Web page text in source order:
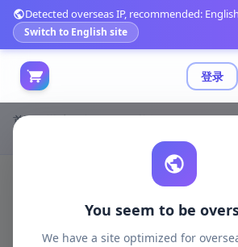
登录
Detected overseas IP, recommended:
Switch to English site
You seem to be
We have a site optimized for
首页 游戏开发 unreal资源
Unreal